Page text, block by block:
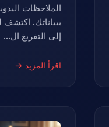
الملاحظات
ببياناتك. اكتشف
إلى التفريغ ال...
اقرأ المزيد →